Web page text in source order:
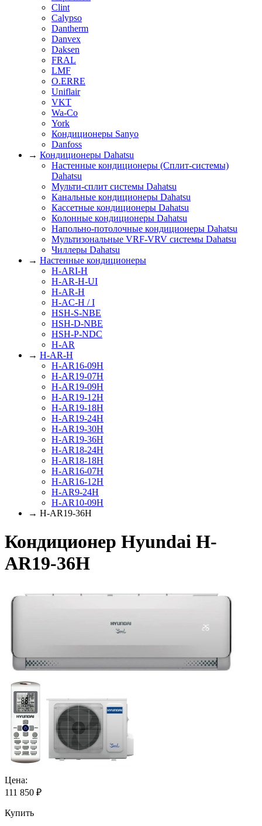
Clint
Calypso
Dantherm
Danvex
Daksen
FRAL
LMF
O.ERRE
Uniflair
VKT
Wa-Co
York
Кондиционеры Sanyo
Danfoss
→ Кондиционеры Dahatsu
Настенные кондиционеры (Сплит-системы)
Dahatsu
Мульти-сплит системы Dahatsu
Канальные кондиционеры Dahatsu
Кассетные кондиционеры Dahatsu
Колонные кондиционеры Dahatsu
Напольно-потолочные кондиционеры Dahatsu
Мультизональные VRF-VRV системы Dahatsu
Чиллеры Dahatsu
→ Настенные кондиционеры
H-ARI-H
H-AR-H-UI
H-AR-H
H-AC-H / I
HSH-S-NBE
HSH-D-NBE
HSH-P-NDC
H-AR
→ H-AR-H
H-AR16-09H
H-AR19-07H
H-AR19-09H
H-AR19-12H
H-AR19-18H
H-AR19-24H
H-AR19-30H
H-AR19-36H
H-AR18-24H
H-AR18-18H
H-AR16-07H
H-AR16-12H
H-AR9-24H
H-AR10-09H
→ H-AR19-36H
Кондиционер Hyundai H-
AR19-36H
Цена:
111 850 ₽
Купить